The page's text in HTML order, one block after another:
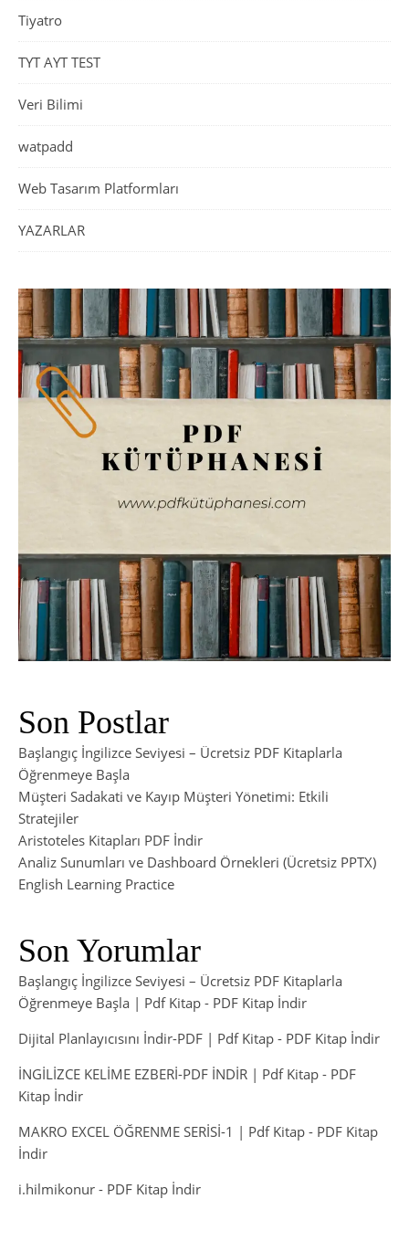
Tiyatro
TYT AYT TEST
Veri Bilimi
watpadd
Web Tasarım Platformları
YAZARLAR
Son Postlar
Başlangıç İngilizce Seviyesi – Ücretsiz PDF Kitaplarla
Öğrenmeye Başla
Müşteri Sadakati ve Kayıp Müşteri Yönetimi: Etkili
Stratejiler
Aristoteles Kitapları PDF İndir
Analiz Sunumları ve Dashboard Örnekleri (Ücretsiz PPTX)
English Learning Practice
Son Yorumlar
Başlangıç İngilizce Seviyesi – Ücretsiz PDF Kitaplarla
Öğrenmeye Başla | Pdf Kitap - PDF Kitap İndir
Dijital Planlayıcısını İndir-PDF | Pdf Kitap - PDF Kitap İndir
İNGİLİZCE KELİME EZBERİ-PDF İNDİR | Pdf Kitap - PDF
Kitap İndir
MAKRO EXCEL ÖĞRENME SERİSİ-1 | Pdf Kitap - PDF Kitap
İndir
i.hilmikonur - PDF Kitap İndir